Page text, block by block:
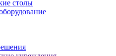
столы